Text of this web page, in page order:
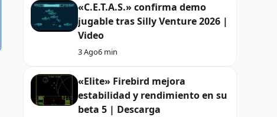
«C.E.T.A.S.» confirma demo
jugable tras Silly Venture 2026 |
Video
3 Ago6 min
«Elite» Firebird mejora
estabilidad y rendimiento en su
beta 5 | Descarga